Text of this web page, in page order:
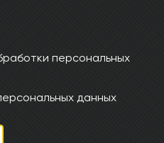
персональных
данных